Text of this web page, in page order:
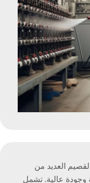
العديد من
وجودة عالية. تشمل